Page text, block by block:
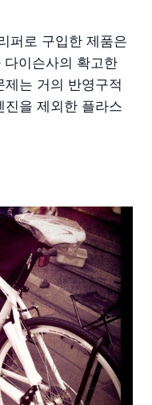
퍼로 구입한 제품은
이슨사의 확고한
는 거의 반영구적
진을 제외한 플라스